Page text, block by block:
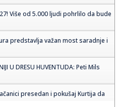
Više od 5.000 ljudi pohrlilo da bude
predstavlja važan most saradnje i
U DRESU HUVENTUDA: Peti Mils
presedan i pokušaj Kurtija da